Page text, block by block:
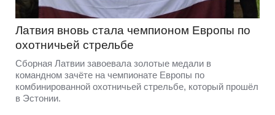
Латвия вновь стала чемпионом Европы по
охотничьей стрельбе
Сборная Латвии завоевала золотые медали в
командном зачёте на чемпионате Европы по
комбинированной охотничьей стрельбе, который прошёл
в Эстонии.